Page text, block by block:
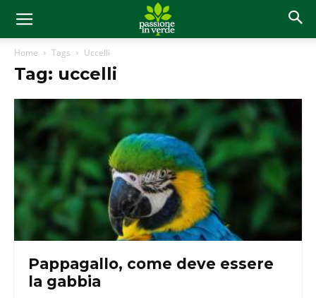
Home Tags Uccelli
Tag: uccelli
Pappagallo, come deve essere
la gabbia